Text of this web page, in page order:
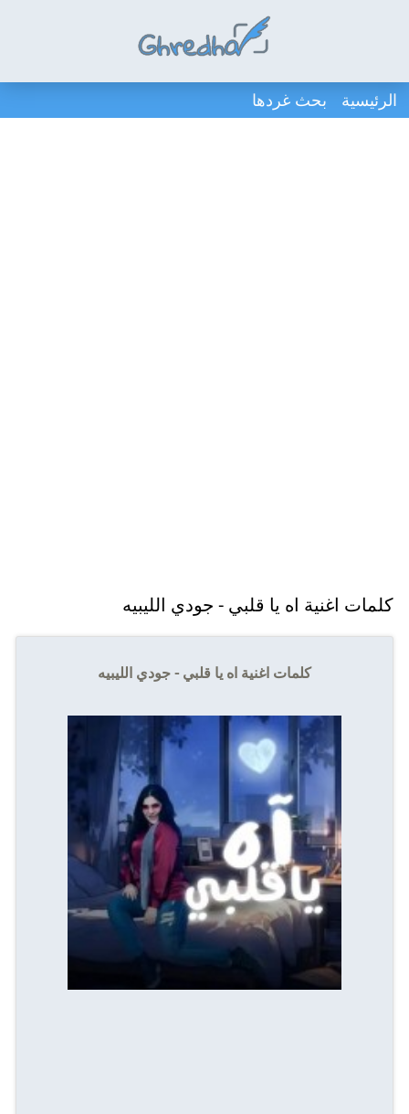
الرئيسية بحث غردها
كلمات اغنية اه يا قلبي - جودي الليبيه
كلمات اغنية اه يا قلبي - جودي الليبيه